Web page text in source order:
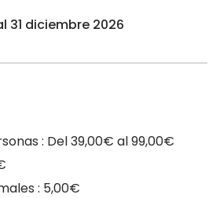
31 diciembre 2026
: Del 39,00€ al 99,00€
: 5,00€